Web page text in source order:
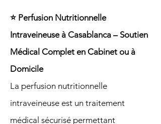
⭐ Perfusion Nutritionnelle
Intraveineuse à Casablanca – Soutien
Médical Complet en Cabinet ou à
Domicile
La perfusion nutritionnelle
intraveineuse est un traitement
médical sécurisé permettant